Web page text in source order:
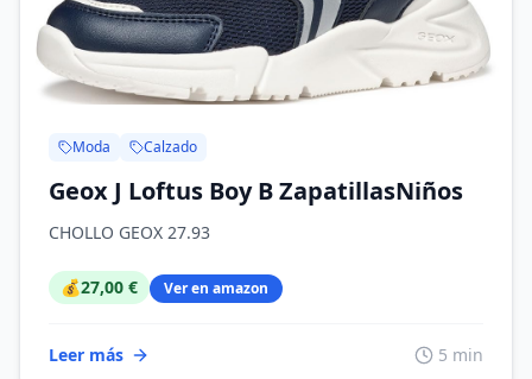
Moda Calzado
Geox J Loftus Boy B ZapatillasNiños
CHOLLO GEOX 27.93
💰27,00 € Ver en amazon
Leer más 5 min